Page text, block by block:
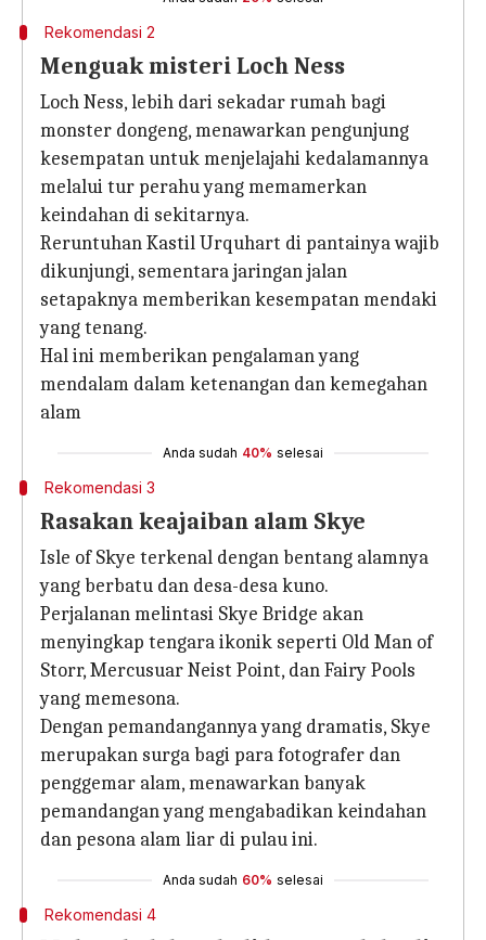
Rekomendasi 2
Menguak misteri Loch Ness
Loch Ness, lebih dari sekadar rumah bagi
monster dongeng, menawarkan pengunjung
kesempatan untuk menjelajahi kedalamannya
melalui tur perahu yang memamerkan
keindahan di sekitarnya.
Reruntuhan Kastil Urquhart di pantainya wajib
dikunjungi, sementara jaringan jalan
setapaknya memberikan kesempatan mendaki
yang tenang.
Hal ini memberikan pengalaman yang
mendalam dalam ketenangan dan kemegahan
alam
Anda sudah 40% selesai
Rekomendasi 3
Rasakan keajaiban alam Skye
Isle of Skye terkenal dengan bentang alamnya
yang berbatu dan desa-desa kuno.
Perjalanan melintasi Skye Bridge akan
menyingkap tengara ikonik seperti Old Man of
Storr, Mercusuar Neist Point, dan Fairy Pools
yang memesona.
Dengan pemandangannya yang dramatis, Skye
merupakan surga bagi para fotografer dan
penggemar alam, menawarkan banyak
pemandangan yang mengabadikan keindahan
dan pesona alam liar di pulau ini.
Anda sudah 60% selesai
Rekomendasi 4